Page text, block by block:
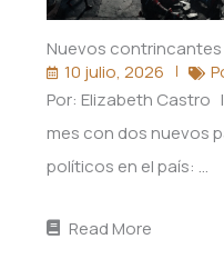
Nuevos contrincantes
10 julio, 2026
Por: Elizabeth Castro
mes con dos nuevos
políticos en el país: …
Read More